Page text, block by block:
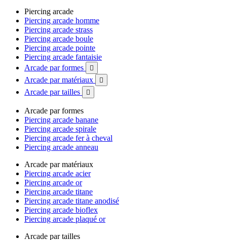
Piercing arcade
Piercing arcade homme
Piercing arcade strass
Piercing arcade boule
Piercing arcade pointe
Piercing arcade fantaisie
Arcade par formes

Arcade par matériaux 
Arcade par tailles 
Arcade par formes
Piercing arcade banane
Piercing arcade spirale
Piercing arcade fer à cheval
Piercing arcade anneau
Arcade par matériaux
Piercing arcade acier
Piercing arcade or
Piercing arcade titane
Piercing arcade titane anodisé
Piercing arcade bioflex
Piercing arcade plaqué or
Arcade par tailles